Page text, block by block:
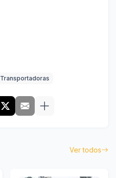
Transportadoras
Ver todos